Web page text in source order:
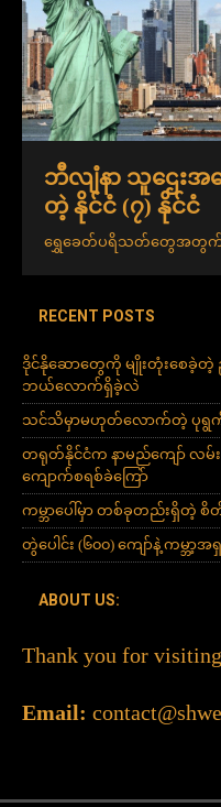
ဘီလျံနာ သူဌေးအ
တဲ့ နိုင်ငံ (၇) နိုင်ငံ
ရွှေခေတ်ပရိသတ်တွေအတွ
RECENT POSTS
ဒိုင်နိုဆောတွေကို မျိုးတုံးစေခဲ့တဲ့
ဘယ်လောက်ရှိခဲ့လဲ
သင်သိမှာမဟုတ်လောက်တဲ့ ပုရွက်ဆိ
တရုတ်နိုင်ငံက နာမည်ကျော် လမ်
ကျောက်စရစ်ခဲကြော်
ကမ္ဘာပေါ်မှာ တစ်ခုတည်းရှိတဲ့
တွဲပေါင်း (၆၀၀) ကျော်နဲ့ ကမ္ဘာ့
ABOUT US:
Thank you for
Email: